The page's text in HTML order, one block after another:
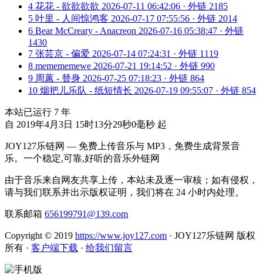
4 花花 - 欲欲欲欲 2026-07-11 06:42:06 · 外链 2185
5 叶里 - 人间惊鸿客 2026-07-17 07:55:56 · 外链 2014
6 Bear McCreary - Anacreon 2026-07-16 05:38:47 · 外链
1430
7 张芸京 - 偏爱 2026-07-14 07:24:31 · 外链 1119
8 memememewe 2026-07-21 19:14:52 · 外链 990
9 周蕙 - 替身 2026-07-25 07:18:23 · 外链 864
10 烟把儿乐队 - 纸短情长 2026-07-19 09:55:07 · 外链 854
本站已运行 7 年
自 2019年4月3日 15时13分29秒0毫秒 起
JOY127乐链网 — 免费上传音乐与 MP3，免费生成背景音
乐。一个稳定,可靠,好听的音乐外链网
由于音乐来自网友共享上传，本站未及逐一审核；如有侵权，
请与我们联系并出示版权证明，我们将在 24 小时内处理。
联系邮箱 656199791@139.com
Copyright © 2019 https://www.joy127.com · JOY127乐链网 版权
所有 · 客户端下载 · 给我们留言